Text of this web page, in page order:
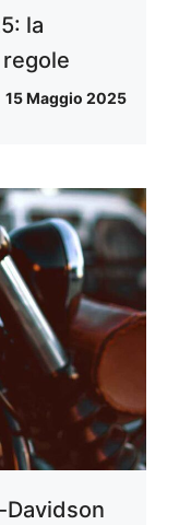
la
15 Maggio 2025